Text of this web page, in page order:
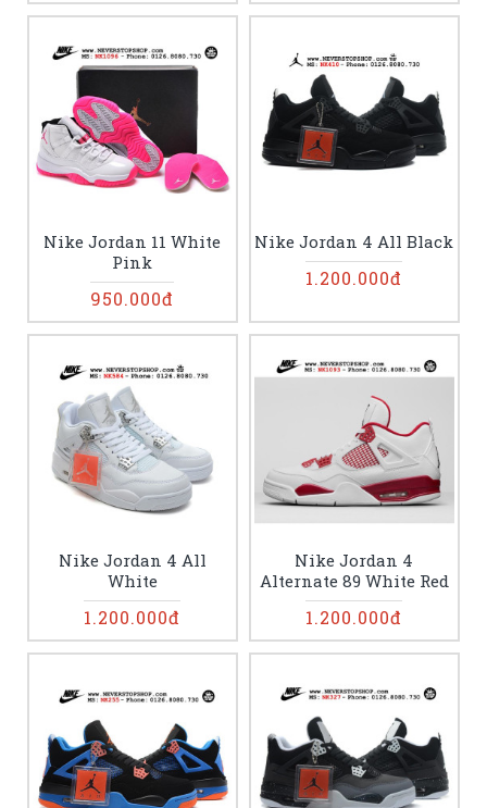
Nike Jordan 11 White
Pink
950.000đ
Nike Jordan 4 All Black
1.200.000đ
Nike Jordan 4 All
White
1.200.000đ
Nike Jordan 4
Alternate 89 White Red
1.200.000đ